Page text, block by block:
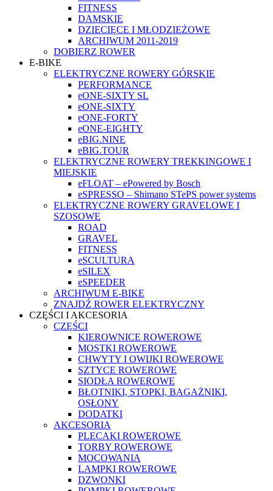
FITNESS
DAMSKIE
DZIECIĘCE I MŁODZIEŻOWE
ARCHIWUM 2011-2019
DOBIERZ ROWER
E-BIKE
ELEKTRYCZNE ROWERY GÓRSKIE
PERFORMANCE
eONE-SIXTY SL
eONE-SIXTY
eONE-FORTY
eONE-EIGHTY
eBIG.NINE
eBIG.TOUR
ELEKTRYCZNE ROWERY TREKKINGOWE I
MIEJSKIE
eFLOAT – ePowered by Bosch
eSPRESSO – Shimano STePS power systems
ELEKTRYCZNE ROWERY GRAVELOWE I
SZOSOWE
ROAD
GRAVEL
FITNESS
eSCULTURA
eSILEX
eSPEEDER
ARCHIWUM E-BIKE
ZNAJDŹ ROWER ELEKTRYCZNY
CZĘŚCI I AKCESORIA
CZĘŚCI
KIEROWNICE ROWEROWE
MOSTKI ROWEROWE
CHWYTY I OWIJKI ROWEROWE
SZTYCE ROWEROWE
SIODŁA ROWEROWE
BŁOTNIKI, STOPKI, BAGAŻNIKI,
OSŁONY
DODATKI
AKCESORIA
PLECAKI ROWEROWE
TORBY ROWEROWE
MOCOWANIA
LAMPKI ROWEROWE
DZWONKI